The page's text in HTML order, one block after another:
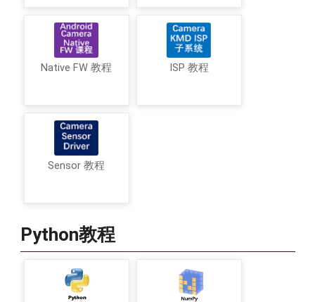
Native FW 教程 ISP 教程
Sensor 教程
Python教程